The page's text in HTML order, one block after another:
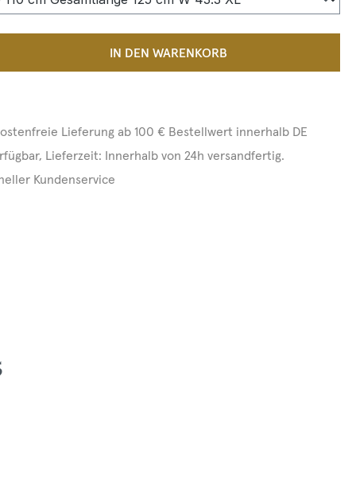
Gib den gewünschten Wert
IN DEN WARENKORB
Lieferung ab 100 € Bestellwert innerhalb DE
Lieferzeit: Innerhalb von 24h versandfertig.
Kundenservice